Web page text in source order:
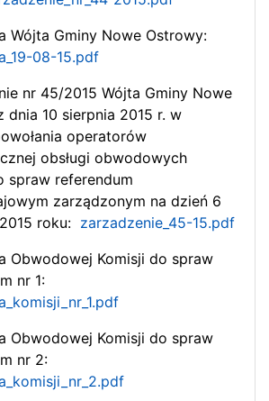
Wójta Gminy Nowe Ostrowy:
08-15.pdf
nr 45/2015 Wójta Gminy Nowe
dnia 10 sierpnia 2015 r. w
operatorów
obsługi obwodowych
spraw referendum
zarządzonym na dzień 6
roku: zarzadzenie_45-15.pdf
Obwodowej Komisji do spraw
nr 1:
Obwodowej Komisji do spraw
nr 2: